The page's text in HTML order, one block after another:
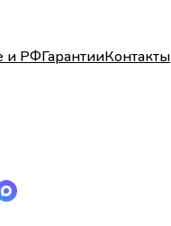
и РФГарантииКонтакты